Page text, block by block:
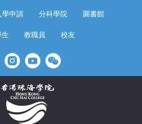
學申請 分科學院 圖書館
教職員 校友